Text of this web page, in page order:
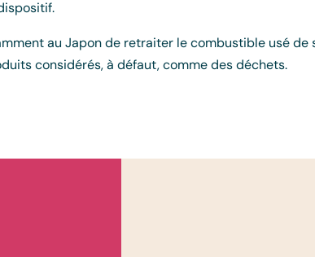
au Japon de retraiter le combustible usé de
considérés, à défaut, comme des déchets.